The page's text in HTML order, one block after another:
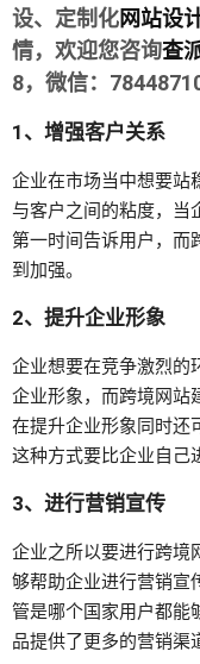
设、定制化网站设
情，欢迎您咨询查
8，微信：
1、增强客户关系
企业在市场当中想要站
与客户之间的粘度，当
第一时间告诉用户，而
到加强。
2、提升企业形象
企业想要在竞争激烈的
企业形象，而跨境网站
在提升企业形象同时还
这种方式要比企业自己
3、进行营销宣传
企业之所以要进行跨境
够帮助企业进行营销宣
管是哪个国家用户都能
品提供了更多的营销渠